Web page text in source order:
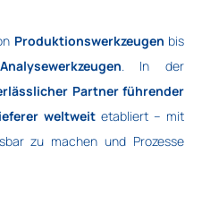
Produktionswerkzeugen bis
. In der
Partner führender
weltweit etabliert – mit
zu machen und Prozesse